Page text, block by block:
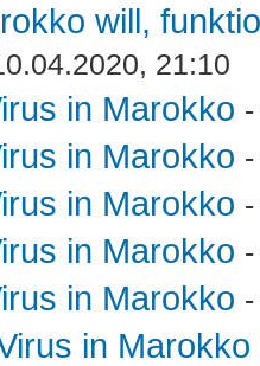
will,
21:10
in Marokko
in Marokko
in Marokko
in Marokko
in Marokko
in Marokko